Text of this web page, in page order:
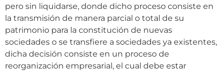
pero sin liquidarse, donde dicho proceso consiste en
la transmisión de manera parcial o total de su
patrimonio para la constitución de nuevas
sociedades o se transfiere a sociedades ya existentes,
dicha decisión consiste en un proceso de
reorganización empresarial, el cual debe estar